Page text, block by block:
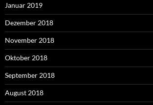
Januar 2019
Dezember 2018
November 2018
Oktober 2018
September 2018
August 2018